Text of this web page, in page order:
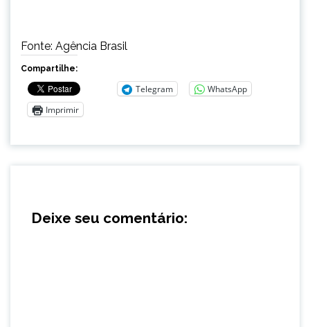
Fonte: Agência Brasil
Compartilhe:
Telegram
WhatsApp
Imprimir
Deixe seu comentário: